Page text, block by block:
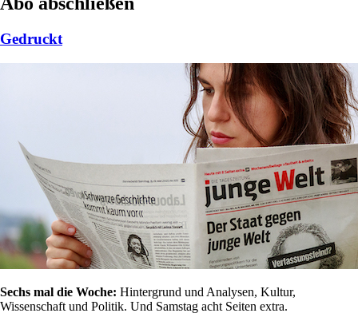
Gedruckt
Sechs mal die Woche: Hintergrund und Analysen, Kultur,
Wissenschaft und Politik. Und Samstag acht Seiten extra.